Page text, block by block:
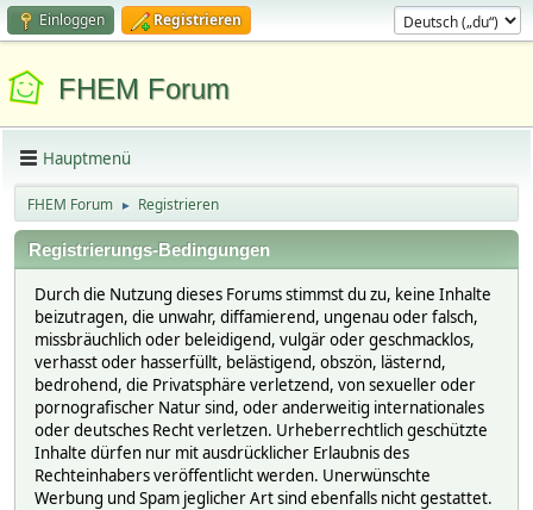
Einloggen Registrieren
FHEM Forum
Hauptmenü
FHEM Forum ► Registrieren
Registrierungs-Bedingungen
Durch die Nutzung dieses Forums stimmst du zu, keine Inhalte
beizutragen, die unwahr, diffamierend, ungenau oder falsch,
missbräuchlich oder beleidigend, vulgär oder geschmacklos,
verhasst oder hasserfüllt, belästigend, obszön, lästernd,
bedrohend, die Privatsphäre verletzend, von sexueller oder
pornografischer Natur sind, oder anderweitig internationales
oder deutsches Recht verletzen. Urheberrechtlich geschützte
Inhalte dürfen nur mit ausdrücklicher Erlaubnis des
Rechteinhabers veröffentlicht werden. Unerwünschte
Werbung und Spam jeglicher Art sind ebenfalls nicht gestattet.